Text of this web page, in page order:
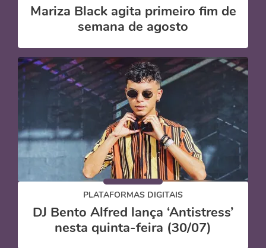
Mariza Black agita primeiro fim de
semana de agosto
PLATAFORMAS DIGITAIS
DJ Bento Alfred lança ‘Antistress’
nesta quinta-feira (30/07)